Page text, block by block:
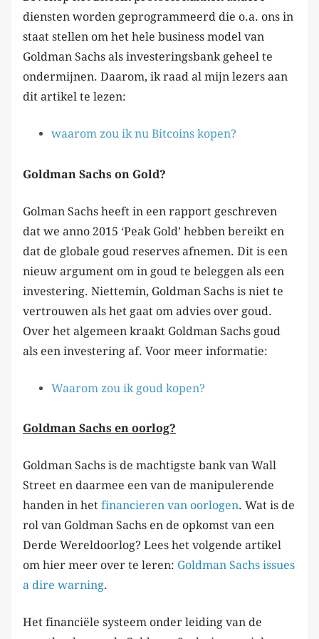
diensten worden geprogrammeerd die o.a. ons in
staat stellen om het hele business model van
Goldman Sachs als investeringsbank geheel te
ondermijnen. Daarom, ik raad al mijn lezers aan
dit artikel te lezen:
waarom zou ik nu Bitcoins kopen?
Goldman Sachs on Gold?
Golman Sachs heeft in een rapport geschreven
dat we anno 2015 ‘Peak Gold’ hebben bereikt en
dat de globale goud reserves afnemen. Dit is een
nieuw argument om in goud te beleggen als een
investering. Niettemin, Goldman Sachs is niet te
vertrouwen als het gaat om advies over goud.
Over het algemeen kraakt Goldman Sachs goud
als een investering af. Voor meer informatie:
Waarom zou ik goud kopen?
Goldman Sachs en oorlog?
Goldman Sachs is de machtigste bank van Wall
Street en daarmee een van de manipulerende
handen in het financieren van oorlogen. Wat is de
rol van Goldman Sachs en de opkomst van een
Derde Wereldoorlog? Lees het volgende artikel
om hier meer over te leren: Goldman Sachs issues
a dire warning.
Het financiële systeem onder leiding van de